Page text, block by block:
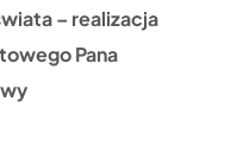
– realizacja
Pana